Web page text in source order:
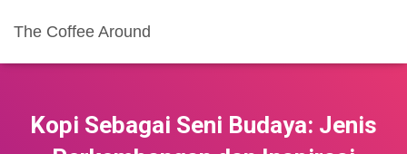
The Coffee Around
Kopi Sebagai Seni Budaya: Jenis